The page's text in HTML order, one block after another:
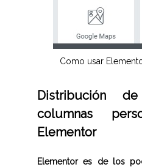
Como usar
Distribución
columnas
Elementor
Elementor es de los